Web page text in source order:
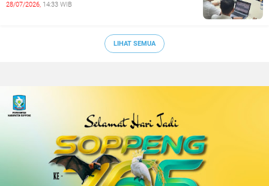
28/07/2026, 14:33 WIB
LIHAT SEMUA